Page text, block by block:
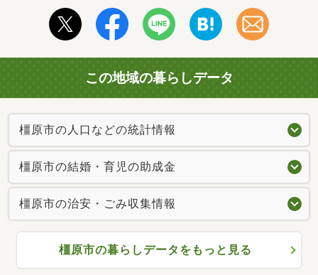
この地域の暮らしデータ
橿原市の人口などの統計情報
橿原市の結婚・育児の助成金
橿原市の治安・ごみ収集情報
橿原市の暮らしデータをもっと見る